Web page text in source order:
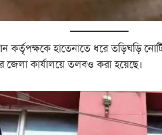
কর্তৃপক্ষকে হাতেনাতে ধরে তড়িঘড়ি
জেলা কার্যালয়ে তলবও করা হয়েছে।